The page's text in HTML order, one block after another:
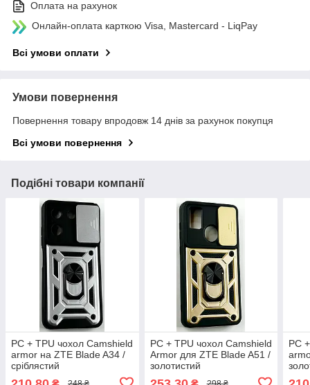
Оплата на рахунок
Онлайн-оплата карткою Visa, Mastercard - LiqPay
Всі умови оплати
Умови повернення
Повернення товару впродовж 14 днів за рахунок покупця
Всі умови повернення
Подібні товари компанії
PC + TPU чохол Camshield
armor на ZTE Blade A34 /
сріблястий
PC + TPU чохол Camshield
Armor для ZTE Blade A51 /
золотистий
PC